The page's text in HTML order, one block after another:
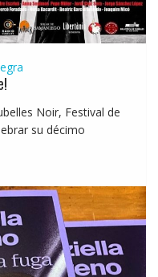
Noir, Festival de
su décimo